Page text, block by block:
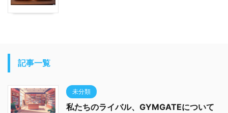
記事一覧
未分類
私たちのライバル、GYMGATEについて